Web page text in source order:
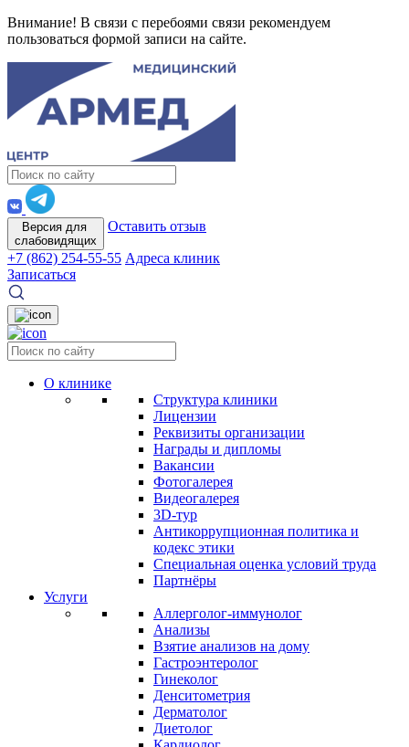
Внимание! В связи с перебоями связи рекомендуем
пользоваться формой записи на сайте.
Версия для
слабовидящих
Оставить отзыв
+7 (862) 254-55-55 Адреса клиник
Записаться
О клинике
Структура клиники
Лицензии
Реквизиты организации
Награды и дипломы
Вакансии
Фотогалерея
Видеогалерея
3D-тур
Антикоррупционная политика и
кодекс этики
Специальная оценка условий труда
Партнёры
Услуги
Аллерголог-иммунолог
Анализы
Взятие анализов на дому
Гастроэнтеролог
Гинеколог
Денситометрия
Дерматолог
Диетолог